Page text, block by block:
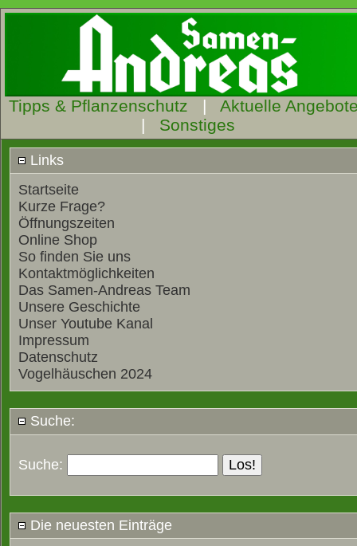
Tipps & Pflanzenschutz | Aktuelle
| Sonstiges
Links
Startseite
Kurze Frage?
Öffnungszeiten
Online Shop
So finden Sie uns
Kontaktmöglichkeiten
Das Samen-Andreas Team
Unsere Geschichte
Unser Youtube Kanal
Impressum
Datenschutz
Vogelhäuschen 2024
Suche:
Suche:
Die neuesten Einträge